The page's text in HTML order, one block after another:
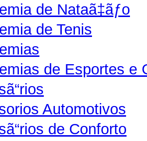
de Nataã‡ãƒo
de Tenis
de Esportes e
Automotivos
de Conforto